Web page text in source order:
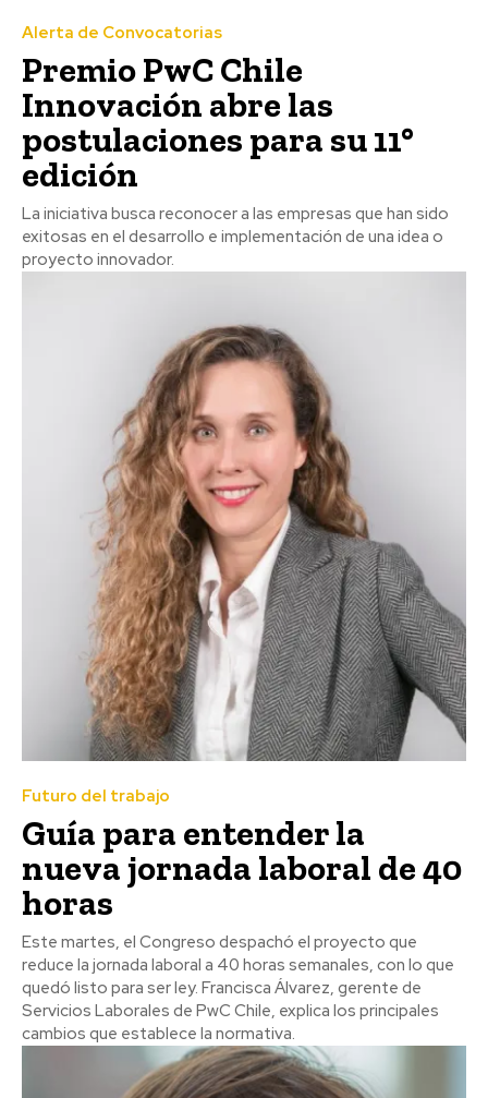
Alerta de Convocatorias
Premio PwC Chile
Innovación abre las
postulaciones para su 11°
edición
La iniciativa busca reconocer a las empresas que han sido
exitosas en el desarrollo e implementación de una idea o
proyecto innovador.
Futuro del trabajo
Guía para entender la
nueva jornada laboral de 40
horas
Este martes, el Congreso despachó el proyecto que
reduce la jornada laboral a 40 horas semanales, con lo que
quedó listo para ser ley. Francisca Álvarez, gerente de
Servicios Laborales de PwC Chile, explica los principales
cambios que establece la normativa.